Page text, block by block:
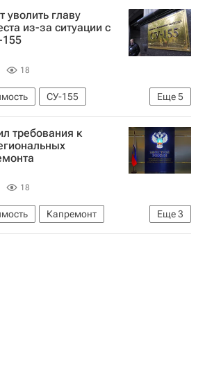
уволить главу
из-за ситуации с
155
18
Еще5
СУ-155
у компании "СУ-155"
компании "СУ-155"
требования к
18
Еще3
Капремонт